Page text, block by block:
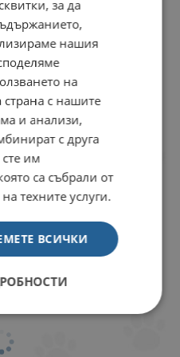
на 1 оценка
МОСТРА с пилешко
за да
нашия
на
с нашите
и анализи,
с друга
им
са събрали от
техните услуги.
ВСИЧКИ